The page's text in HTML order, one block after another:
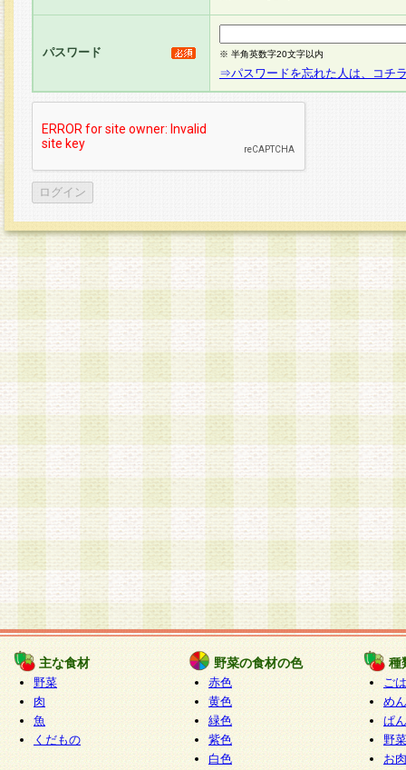
パスワード ※ 半角英数字20文字以内
⇒パスワードを忘れた人は、コチ
主な食材
野菜
肉
魚
くだもの
野菜の食材の色
赤色
黄色
緑色
紫色
白色
種
ご
めん
ぱん
野
お